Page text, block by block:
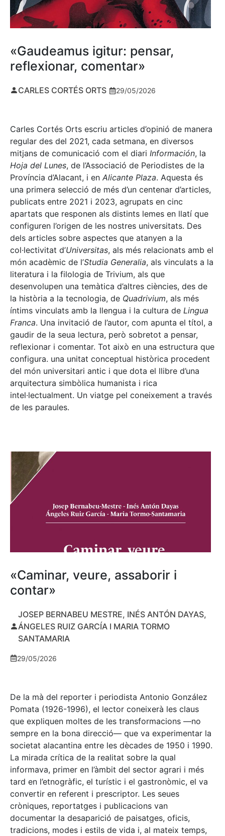
«Gaudeamus igitur: pensar,
reflexionar, comentar»
CARLES CORTÉS ORTS 29/05/2026
Carles Cortés Orts escriu articles d’opinió de manera
regular des del 2021, cada setmana, en diversos
mitjans de comunicació com el diari Información, la
Hoja del Lunes, de l’Associació de Periodistes de la
Província d’Alacant, i en Alicante Plaza. Aquesta és
una primera selecció de més d’un centenar d’articles,
publicats entre 2021 i 2023, agrupats en cinc
apartats que responen als distints lemes en llatí que
configuren l’origen de les nostres universitats. Des
dels articles sobre aspectes que atanyen a la
col·lectivitat d’Universitas, als més relacionats amb el
món acadèmic de l’Studia Generalia, als vinculats a la
literatura i la filologia de Trivium, als que
desenvolupen una temàtica d’altres ciències, des de
la història a la tecnologia, de Quadrivium, als més
íntims vinculats amb la llengua i la cultura de Lingua
Franca. Una invitació de l’autor, com apunta el títol, a
gaudir de la seua lectura, però sobretot a pensar,
reflexionar i comentar. Tot això en una estructura que
configura. una unitat conceptual històrica procedent
del món universitari antic i que dota el llibre d’una
arquitectura simbòlica humanista i rica
intel·lectualment. Un viatge pel coneixement a través
de les paraules.
«Caminar, veure, assaborir i
contar»
JOSEP BERNABEU MESTRE, INÉS ANTÓN DAYAS,
ÁNGELES RUIZ GARCÍA I MARIA TORMO
SANTAMARIA
29/05/2026
De la mà del reporter i periodista Antonio González
Pomata (1926-1996), el lector coneixerà les claus
que expliquen moltes de les transformacions —no
sempre en la bona direcció— que va experimentar la
societat alacantina entre les dècades de 1950 i 1990.
La mirada crítica de la realitat sobre la qual
informava, primer en l’àmbit del sector agrari i més
tard en l’etnogràfic, el turístic i el gastronòmic, el va
convertir en referent i prescriptor. Les seues
cròniques, reportatges i publicacions van
documentar la desaparició de paisatges, oficis,
tradicions, modes i estils de vida i, al mateix temps,